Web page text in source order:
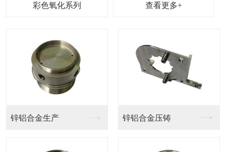
查看更多+
锌铝合金生产 锌铝合金压铸